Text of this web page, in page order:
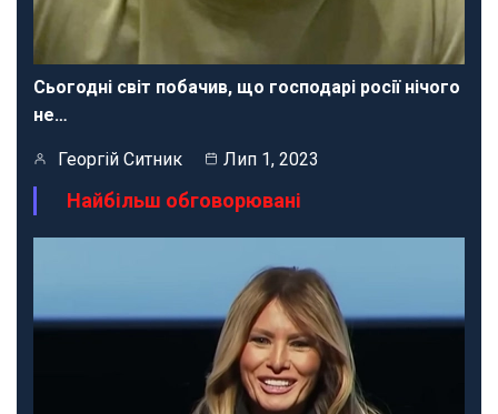
Сьогодні світ побачив, що господарі росії нічого
не…
Георгій Ситник Лип 1, 2023
Найбільш обговорювані